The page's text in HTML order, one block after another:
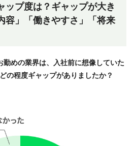
ップ度は？ギャップが大き
容」「働きやすさ」「将来
めの業界は、入社前に想像していた
の程度ギャップがありましたか？